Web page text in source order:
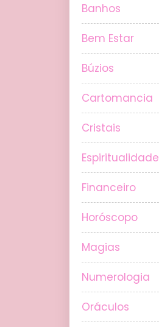
Banhos
Bem Estar
Búzios
Cartomancia
Cristais
Espiritualidade
Financeiro
Horóscopo
Magias
Numerologia
Oráculos